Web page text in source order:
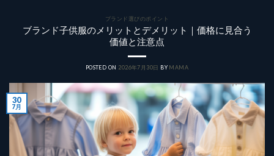
ブランド選びのポイント
ブランド子供服のメリットとデメリット｜価格に見合う
価値と注意点
POSTED ON 2026年7月30日 BY MAMA
30
7月